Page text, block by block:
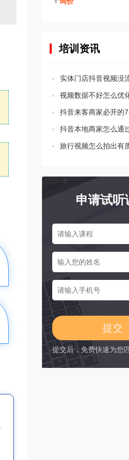
培训资讯
实体门店抖音视频没流量？别
视频数据不好怎么优化？三个要点
抖音来客商家必开的7个功能
抖音本地商家怎么通过内容撬动生意增
旅行视频怎么拍出有质感的内容？新
申请试听
提交后，免费快速为您